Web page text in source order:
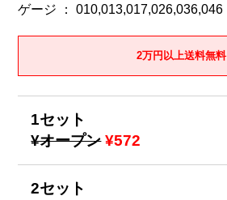
ゲージ ： 010,013,017,026,036,046
2万円以上送料無料
1セット
¥オープン ¥572
2セット